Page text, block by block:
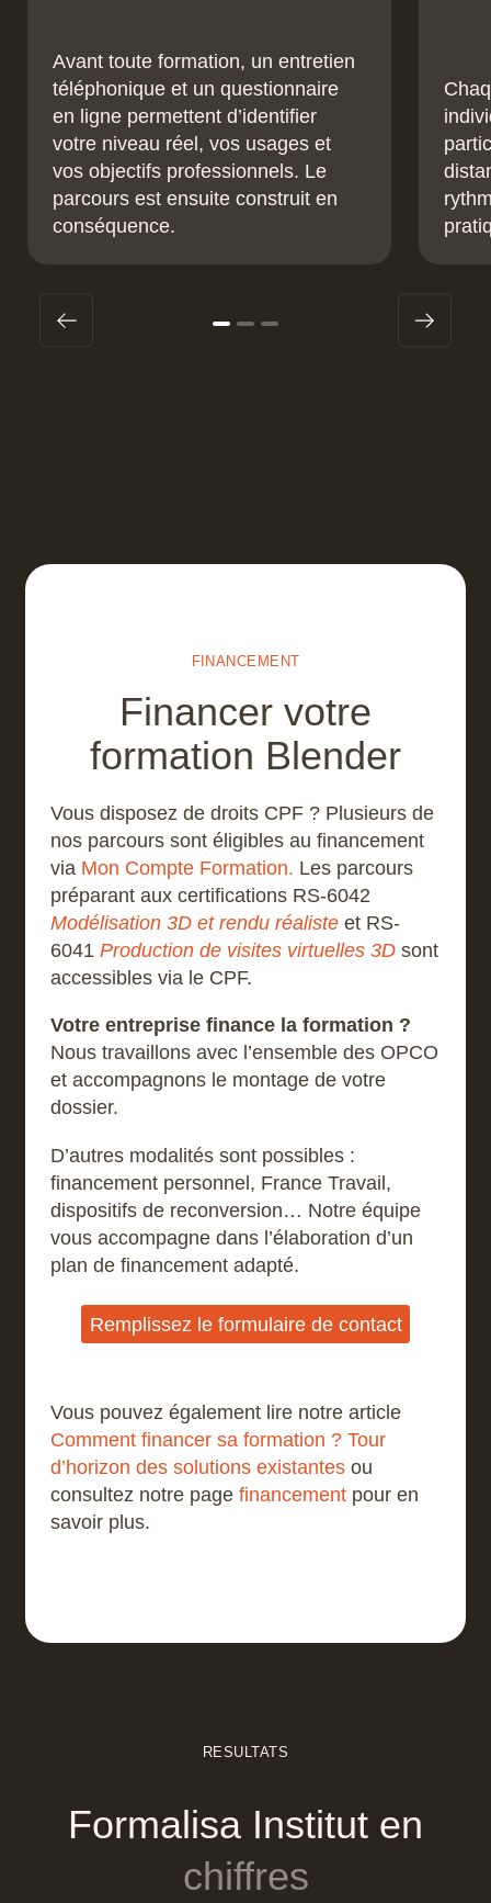
Avant toute formation, un entretien
téléphonique et un questionnaire
en ligne permettent d’identifier
votre niveau réel, vos usages et
vos objectifs professionnels. Le
parcours est ensuite construit en
conséquence.
FINANCEMENT
Financer votre
formation Blender
Vous disposez de droits CPF ? Plusieurs de
nos parcours sont éligibles au financement
via Mon Compte Formation. Les parcours
préparant aux certifications RS-6042
Modélisation 3D et rendu réalisteet RS-
6041 Production de visites virtuelles 3Dsont
accessibles via le CPF.
Votre entreprise finance la formation ?
Nous travaillons avec l’ensemble des OPCO
et accompagnons le montage de votre
dossier.
D’autres modalités sont possibles :
financement personnel, France Travail,
dispositifs de reconversion… Notre équipe
vous accompagne dans l’élaboration d’un
plan de financement adapté.
Remplissez le formulaire de contact
Vous pouvez également lire notre article
Comment financer sa formation ? Tour
d’horizon des solutions existantes ou
consultez notre page financementpour en
savoir plus.
RESULTATS
Formalisa Institut en
chiffres